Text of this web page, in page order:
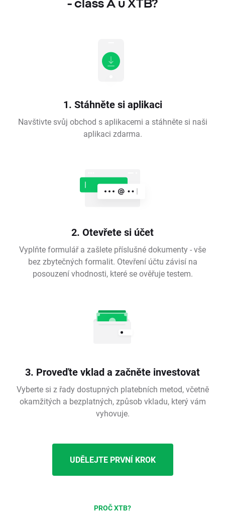
- class A u XTB?
1. Stáhněte si aplikaci
Navštivte svůj obchod s aplikacemi a stáhněte si naši
aplikaci zdarma.
2. Otevřete si účet
Vyplňte formulář a zašlete příslušné dokumenty - vše
bez zbytečných formalit. Otevření účtu závisí na
posouzení vhodnosti, které se ověřuje testem.
3. Proveďte vklad a začněte investovat
Vyberte si z řady dostupných platebních metod, včetně
okamžitých a bezplatných, způsob vkladu, který vám
vyhovuje.
UDĚLEJTE PRVNÍ KROK
PROČ XTB?